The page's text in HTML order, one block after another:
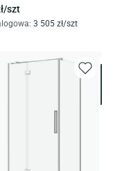
szt
: 3 505 zł/szt